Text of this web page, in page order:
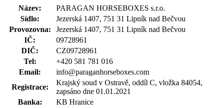
Název:
PARAGAN HORSEBOXES s.r.o.
Sídlo:
Jezerská 1407, 751 31 Lipník nad Bečvou
Provozovna:
Jezerská 1407, 751 31 Lipník nad Bečvou
IČ:
09728961
DIČ:
CZ09728961
Tel:
+420 581 781 016
Email:
info@paraganhorseboxes.com
Registrace:
Krajský soud v Ostravě, oddíl C, vložka 84054,
zapsáno dne 01.01.2021
Banka:
KB Hranice